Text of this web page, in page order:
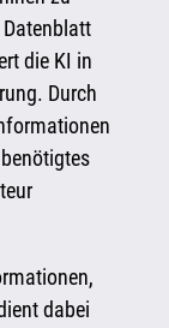
Datenblatt
die KI in
Durch
dabei